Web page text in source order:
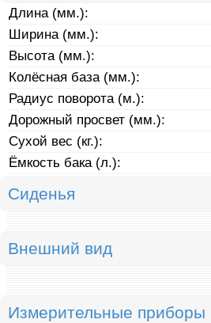
Длина (мм.):
Ширина (мм.):
Высота (мм.):
Колёсная база (мм.):
Радиус поворота (м.):
Дорожный просвет (мм.):
Сухой вес (кг.):
Ёмкость бака (л.):
Сиденья
Внешний вид
Измерительные приборы